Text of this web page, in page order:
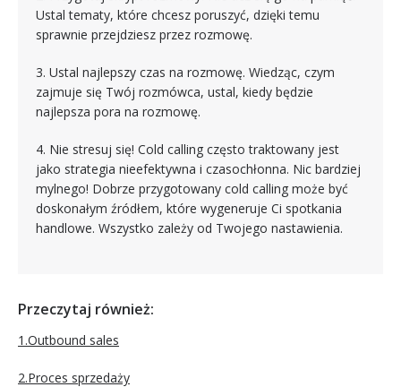
Ustal tematy, które chcesz poruszyć, dzięki temu
sprawnie przejdziesz przez rozmowę.
3. Ustal najlepszy czas na rozmowę. Wiedząc, czym
zajmuje się Twój rozmówca, ustal, kiedy będzie
najlepsza pora na rozmowę.
4. Nie stresuj się! Cold calling często traktowany jest
jako strategia nieefektywna i czasochłonna. Nic bardziej
mylnego! Dobrze przygotowany cold calling może być
doskonałym źródłem, które wygeneruje Ci spotkania
handlowe. Wszystko zależy od Twojego nastawienia.
Przeczytaj również:
1.Outbound sales
2.Proces sprzedaży